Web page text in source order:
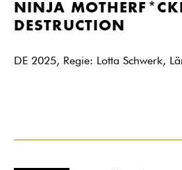
NINJA
DESTRUCTION
DE 2025, Regie: Lotta Schwerk,